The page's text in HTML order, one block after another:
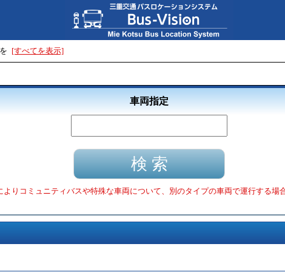
[すべてを表示]
車両指定
よりコミュニティバスや特殊な車両について、別のタイプの車両で運行する場